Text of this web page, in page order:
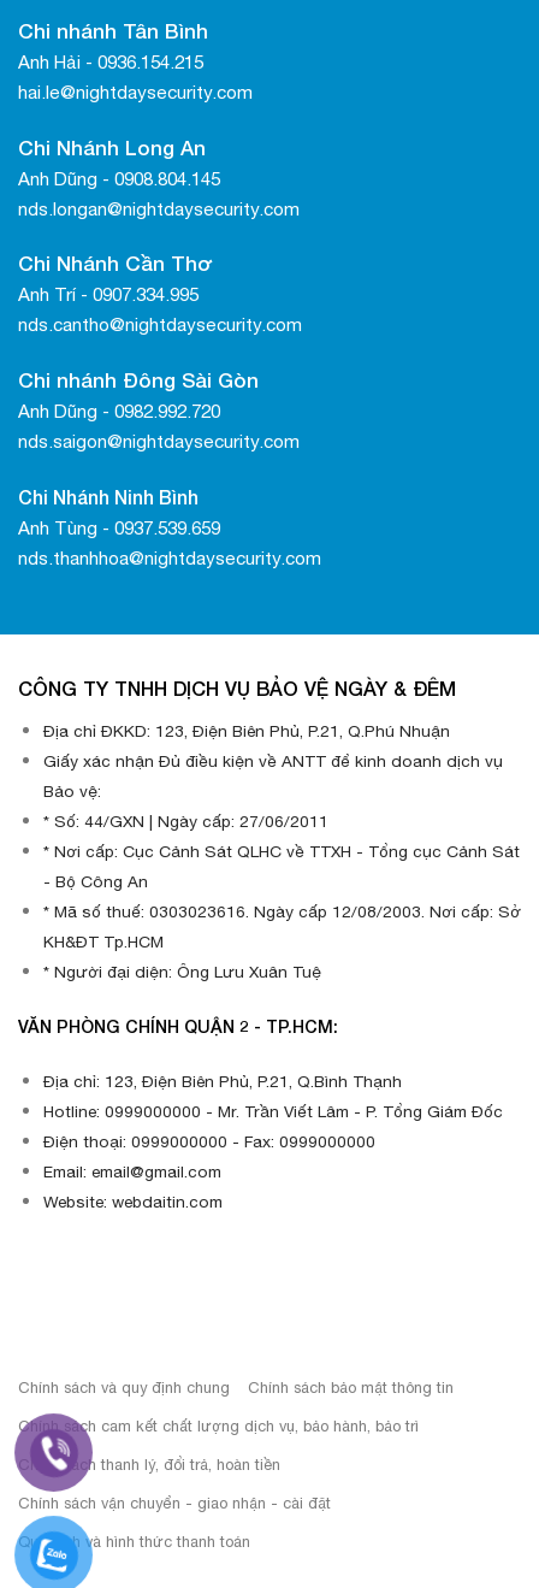
Chi nhánh Tân Bình
Anh Hải - 0936.154.215
hai.le@nightdaysecurity.com
Chi Nhánh Long An
Anh Dũng - 0908.804.145
nds.longan@nightdaysecurity.com
Chi Nhánh Cần Thơ
Anh Trí - 0907.334.995
nds.cantho@nightdaysecurity.com
Chi nhánh Đông Sài Gòn
Anh Dũng - 0982.992.720
nds.saigon@nightdaysecurity.com
Chi Nhánh Ninh Bình
Anh Tùng - 0937.539.659
nds.thanhhoa@nightdaysecurity.com
CÔNG TY TNHH DỊCH VỤ BẢO VỆ NGÀY & ĐÊM
Địa chỉ ĐKKD: 123, Điện Biên Phủ, P.21, Q.Phú Nhuận
Giấy xác nhận Đủ điều kiện về ANTT để kinh doanh dịch vụ
Bảo vệ:
* Số: 44/GXN | Ngày cấp: 27/06/2011
* Nơi cấp: Cục Cảnh Sát QLHC về TTXH - Tổng cục Cảnh Sát
- Bộ Công An
* Mã số thuế: 0303023616. Ngày cấp 12/08/2003. Nơi cấp: Sở
KH&ĐT Tp.HCM
* Người đại diện: Ông Lưu Xuân Tuệ
VĂN PHÒNG CHÍNH QUẬN 2 - TP.HCM:
Địa chỉ: 123, Điện Biên Phủ, P.21, Q.Bình Thạnh
Hotline: 0999000000 - Mr. Trần Viết Lâm - P. Tổng Giám Đốc
Điện thoại: 0999000000 - Fax: 0999000000
Email: email@gmail.com
Website: webdaitin.com
Chính sách và quy định chung Chính sách bảo mật thông tin
Chính sách cam kết chất lượng dịch vụ, bảo hành, bảo trì
Chính sách thanh lý, đổi trả, hoàn tiền
Chính sách vận chuyển - giao nhận - cài đặt
Quy định và hình thức thanh toán